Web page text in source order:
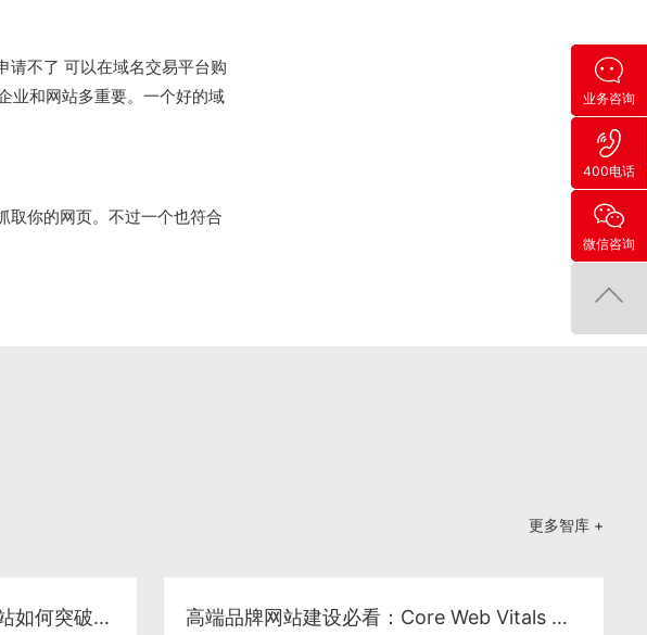
不了 可以在域名交易平台购
业和网站多重要。一个好的域
你的网页。不过一个也符合
更多智库 +
LCP 性能优化实战：高端品牌网站如何突破首屏加载瓶颈与 SEO 增长 高端品牌网站建设必看：Core Web Vitals 深度优化与性能工程化落地
业务咨询
400电话
微信咨询